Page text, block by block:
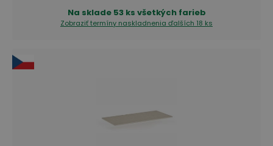
Na sklade 53 ks všetkých farieb
Zobraziť termíny naskladnenia ďalších 18 ks